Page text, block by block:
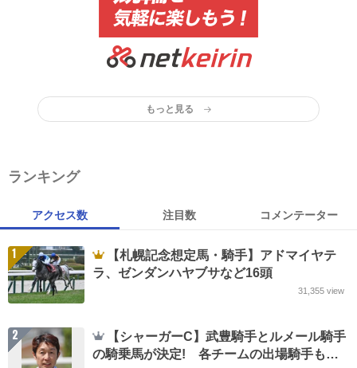
もっと見る
ランキング
アクセス数 注目数 コメンテーター
1
【札幌記念想定馬・騎手】アドマイヤテ
ラ、ゼンダンハヤブサなど16頭
31,355 view
2
【シャーガーC】武豊騎手とルメール騎手
の騎乗馬が決定! 各チームの出場騎手も